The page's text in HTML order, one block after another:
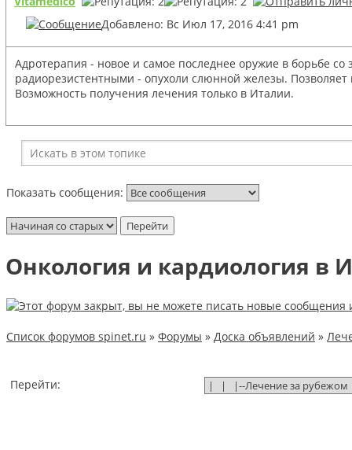
Добавлено: Вс Июл 17, 2016 4:41 pm
Адротерапия - новое и самое последнее оружие в борьбе
радиорезистентными - опухоли слюнной железы.
Возможность получения лечения только в Италии.
Показать сообщения:
Онкология и кардиология в
Список форумов spinet.ru » Форумы » Доска объявлений »
Перейти: